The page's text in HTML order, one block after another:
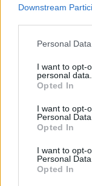
Downstream
Personal
I want to opt-
personal data.
Opted In
I want to opt-
Personal Data.
Opted In
I want to opt-
Personal
Opted In